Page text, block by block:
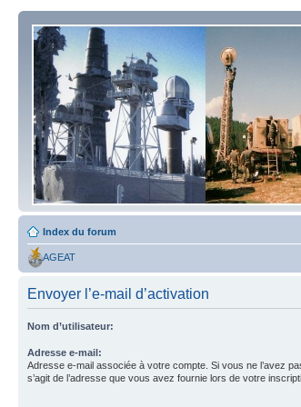
Index du forum
AGEAT
Envoyer l’e-mail d’activation
Nom d’utilisateur:
Adresse e-mail:
Adresse e-mail associée à votre compte. Si vous ne l’avez
s’agit de l’adresse que vous avez fournie lors de votre